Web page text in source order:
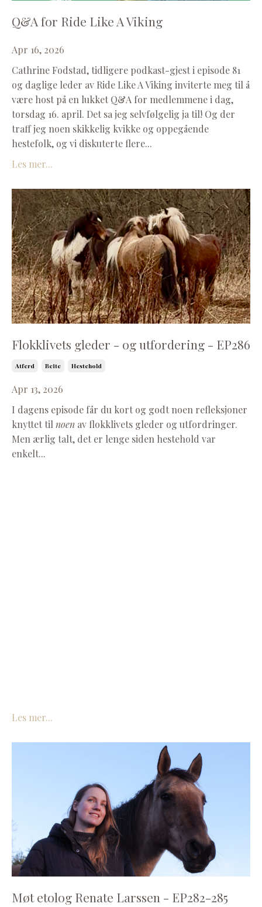
Q&A for Ride Like A Viking
Apr 16, 2026
Cathrine Fodstad, tidligere podkast-gjest i episode 81
og daglige leder av Ride Like A Viking inviterte meg til å
være host på en lukket Q&A for medlemmene i dag,
torsdag 16. april. Det sa jeg selvfølgelig ja til! Og der
traff jeg noen skikkelig kvikke og oppegående
hestefolk, og vi diskuterte flere...
Les mer...
Flokklivets gleder - og utfordering - EP286
Atferd Beite Hestehold
Apr 13, 2026
I dagens episode får du kort og godt noen refleksjoner
knyttet til noen av flokklivets gleder og utfordringer.
Men ærlig talt, det er lenge siden hestehold var
enkelt...
Les mer...
Møt etolog Renate Larssen - EP282-285